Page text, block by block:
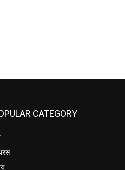
CATEGORY